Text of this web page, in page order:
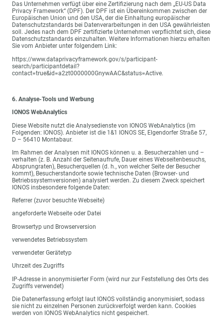
Das Unternehmen verfügt über eine Zertifizierung nach dem „EU-US Data
Privacy Framework“ (DPF). Der DPF ist ein Übereinkommen zwischen der
Europäischen Union und den USA, der die Einhaltung europäischer
Datenschutzstandards bei Datenverarbeitungen in den USA gewährleisten
soll. Jedes nach dem DPF zertifizierte Unternehmen verpflichtet sich, diese
Datenschutzstandards einzuhalten. Weitere Informationen hierzu erhalten
Sie vom Anbieter unter folgendem Link:
https://www.dataprivacyframework.gov/s/participant-
search/participantdetail?
contact=true&id=a2zt0000000GnywAAC&status=Active.
6. Analyse-Tools und Werbung
IONOS WebAnalytics
Diese Website nutzt die Analysedienste von IONOS WebAnalytics (im
Folgenden: IONOS). Anbieter ist die 1&1 IONOS SE, Elgendorfer Straße 57,
D – 56410 Montabaur.
Im Rahmen der Analysen mit IONOS können u. a. Besucherzahlen und –
verhalten (z. B. Anzahl der Seitenaufrufe, Dauer eines Webseitenbesuchs,
Absprungraten), Besucherquellen (d. h., von welcher Seite der Besucher
kommt), Besucherstandorte sowie technische Daten (Browser- und
Betriebssystemversionen) analysiert werden. Zu diesem Zweck speichert
IONOS insbesondere folgende Daten:
Referrer (zuvor besuchte Webseite)
angeforderte Webseite oder Datei
Browsertyp und Browserversion
verwendetes Betriebssystem
verwendeter Gerätetyp
Uhrzeit des Zugriffs
IP-Adresse in anonymisierter Form (wird nur zur Feststellung des Orts des
Zugriffs verwendet)
Die Datenerfassung erfolgt laut IONOS vollständig anonymisiert, sodass
sie nicht zu einzelnen Personen zurückverfolgt werden kann. Cookies
werden von IONOS WebAnalytics nicht gespeichert.